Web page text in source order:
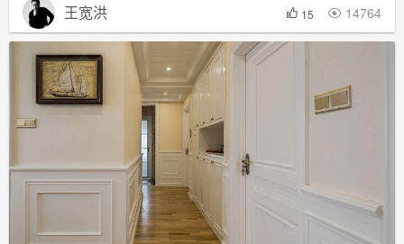
王宽洪 15  14764